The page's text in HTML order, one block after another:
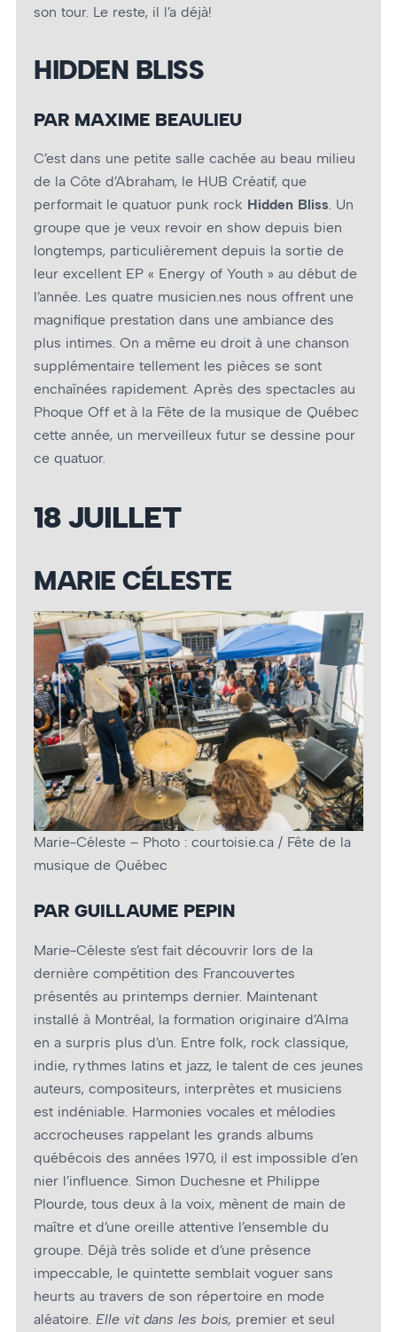
son tour. Le reste, il l’a déjà!
HIDDEN BLISS
PAR MAXIME BEAULIEU
C’est dans une petite salle cachée au beau milieu
de la Côte d’Abraham, le HUB Créatif, que
performait le quatuor punk rock Hidden Bliss. Un
groupe que je veux revoir en show depuis bien
longtemps, particulièrement depuis la sortie de
leur excellent EP « Energy of Youth » au début de
l’année. Les quatre musicien.nes nous offrent une
magnifique prestation dans une ambiance des
plus intimes. On a même eu droit à une chanson
supplémentaire tellement les pièces se sont
enchaînées rapidement. Après des spectacles au
Phoque Off et à la Fête de la musique de Québec
cette année, un merveilleux futur se dessine pour
ce quatuor.
18 JUILLET
MARIE CÉLESTE
Marie-Céleste – Photo : courtoisie.ca / Fête de la
musique de Québec
PAR GUILLAUME PEPIN
Marie-Céleste s’est fait découvrir lors de la
dernière compétition des Francouvertes
présentés au printemps dernier. Maintenant
installé à Montréal, la formation originaire d’Alma
en a surpris plus d’un. Entre folk, rock classique,
indie, rythmes latins et jazz, le talent de ces jeunes
auteurs, compositeurs, interprètes et musiciens
est indéniable. Harmonies vocales et mélodies
accrocheuses rappelant les grands albums
québécois des années 1970, il est impossible d’en
nier l’influence. Simon Duchesne et Philippe
Plourde, tous deux à la voix, mènent de main de
maître et d’une oreille attentive l’ensemble du
groupe. Déjà très solide et d’une présence
impeccable, le quintette semblait voguer sans
heurts au travers de son répertoire en mode
aléatoire. Elle vit dans les bois, premier et seul